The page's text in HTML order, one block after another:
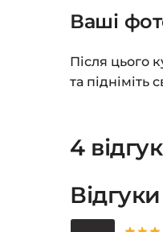
Ваші
Після цього
та підніміть
4
Відгуки